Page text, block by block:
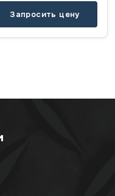
Запросить цену